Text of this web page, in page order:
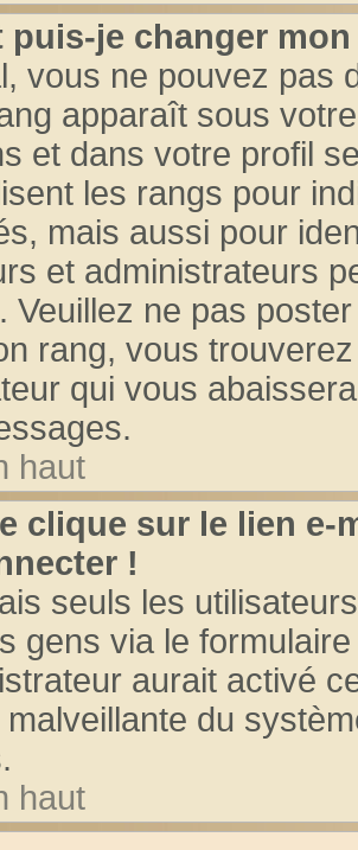
puis-je changer
vous ne pouvez pas
apparaît sous
et dans votre profil
les rangs pour
mais aussi pour
et administrateurs
Veuillez ne pas
rang, vous
qui vous
haut
clique sur le lien e-
!
seuls les
gens via le
aurait activé
malveillante du
haut